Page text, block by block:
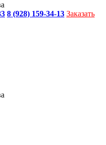
8 (928) 159-34-13 Заказать